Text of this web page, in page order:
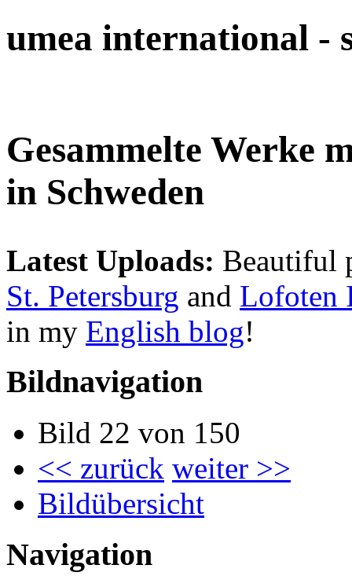
umea international -
Gesammelte Werke
in Schweden
Latest Uploads: Beautiful
St. Petersburg and Lofoten
in my English blog!
Bildnavigation
Bild 22 von 150
<< zurück weiter >>
Bildübersicht
Navigation